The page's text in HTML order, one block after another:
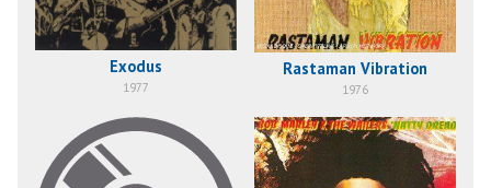
Exodus
1977
Rastaman Vibration
1976